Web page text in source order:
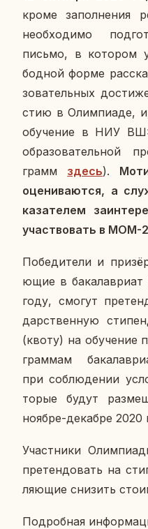
кроме за­пол­не­ния
необ­хо­ди­мо
письмо, в ко­то­ром
бод­ной форме
зо­ва­тель­ных
стию в Олим­пиа­де,
обу­че­ние в НИУ
об­ра­зо­ва­тель­ной
грамм здесь).
оце­ни­ва­ют­ся, а
ка­за­те­лем
участ­во­вать в МОМ-
По­бе­ди­те­ли и
ю­щие в
году, смогут
дар­ствен­ную
(квоту) на обу­че­ние
грам­мам
при со­блю­де­нии
то­рые будут
ноябре-де­каб­ре 2020
Участ­ни­ки
пре­тен­до­вать на
ля­ю­щие сни­зить
По­дроб­ная